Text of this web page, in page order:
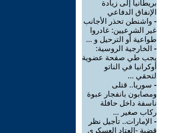
بريطانيا إلى زيادة
الإنفاق الدفاعي
- واشنطن تحذر الأجانب
غير الشرعيين: غادروا
طواعية أو الترحيل و ...
- الخارجية الروسية:
يجب طي صفحة عضوية
أوكرانيا في الناتو
لتحقي ...
- سوريا.. قتلى
ومصابون بانفجار عبوة
ناسفة داخل حافلة
ركاب صغير ...
- الإمارات.. تأجيل نظر
قضية -العتاد العسكري